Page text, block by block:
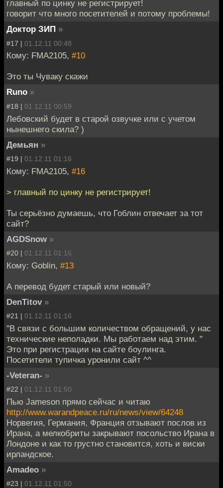
главный по цинку не регистрирует!
говорит что много посетителей и потому проблемы!
Доктор ЗИП »
#17 | 01.12.11 00:48
Кому: FMA2105, #10
Это ты Чуваку скажи
Runo »
#18 | 01.12.11 00:59
Лебовский будет в старой озвучке или с учетом
нынешнего скила? )
Демьян »
#19 | 01.12.11 01:16
Кому: FMA2105, #16
> главный по цинку не регистрирует!
Ты серьёзно думаешь, что Гоблин отвечает за тот
сайт?
AGDSnow »
#20 | 01.12.11 01:16
Кому: Goblin, #13
А перевод будет старый или новый?
DenTitov »
#21 | 01.12.11 01:16
"В связи с большим количеством обращений, у нас
технические неполадки. Мы работаем над этим. "
Это при регистрации на сайте боулинга.
Посетители тупичка уронили сайт ^^
-Veteran- »
#22 | 01.12.11 01:50
Пью Jameson прямо сейчас и читаю
http://www.warandpeace.ru/ru/news/view/64248
Норвегия, Германия, Франция отзывают послов из
Ирана, а мелкобриты закрывают посольство Ирана в
Лондоне и как то грустно становится, хоть и виски
ирландское.
Amadeo »
#23 | 01.12.11 01:50